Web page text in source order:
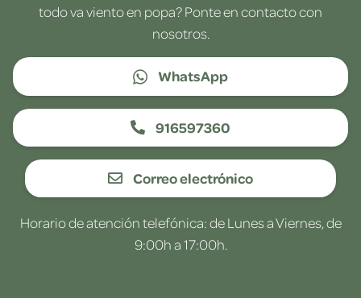
todo va viento en popa? Ponte en contacto con
nosotros.
WhatsApp
916597360
Correo electrónico
Horario de atención telefónica: de Lunes a Viernes, de
9:00h a 17:00h.